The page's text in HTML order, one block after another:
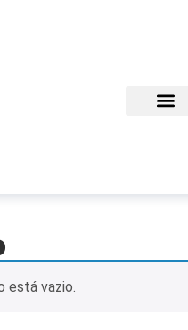
está vazio.